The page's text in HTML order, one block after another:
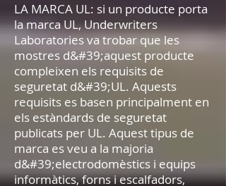
LA MARCA UL: si un producte porta
la marca UL, Underwriters
Laboratories va trobar que les
mostres d&#39;aquest producte
compleixen els requisits de
seguretat d&#39;UL. Aquests
requisits es basen principalment en
els estàndards de seguretat
publicats per UL. Aquest tipus de
marca es veu a la majoria
d&#39;electrodomèstics i equips
informàtics, forns i escalfadors,